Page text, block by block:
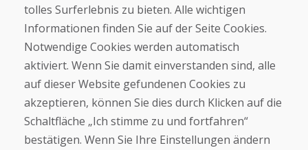
Blog
Über uns
Kontakt
Kaufen
E-Shop
Geschäftsbedingungen
Transport
tolles Surferlebnis zu bieten. Alle wichtigen
Informationen finden Sie auf der Seite Cookies.
Notwendige Cookies werden automatisch
aktiviert. Wenn Sie damit einverstanden sind, alle
auf dieser Website gefundenen Cookies zu
akzeptieren, können Sie dies durch Klicken auf die
Schaltfläche „Ich stimme zu und fortfahren“
bestätigen. Wenn Sie Ihre Einstellungen ändern